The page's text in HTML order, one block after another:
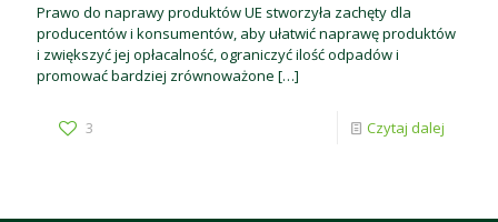
Prawo do naprawy produktów UE stworzyła zachęty dla
producentów i konsumentów, aby ułatwić naprawę produktów
i zwiększyć jej opłacalność, ograniczyć ilość odpadów i
promować bardziej zrównoważone […]
3 Czytaj dalej